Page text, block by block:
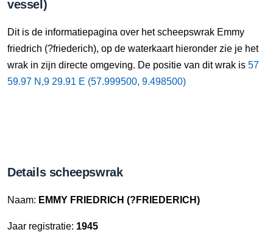
vessel)
Dit is de informatiepagina over het scheepswrak Emmy
friedrich (?friederich), op de waterkaart hieronder zie je het
wrak in zijn directe omgeving. De positie van dit wrak is 57
59.97 N,9 29.91 E (57.999500, 9.498500)
Details scheepswrak
Naam: EMMY FRIEDRICH (?FRIEDERICH)
Jaar registratie: 1945